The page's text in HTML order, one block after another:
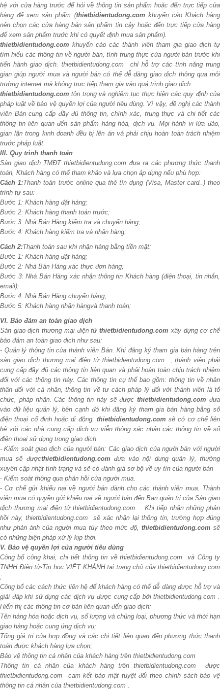
hệ với cửa hàng trước để hỏi về thông tin sản phẩm hoặc đến trực tiếp cửa
hàng để xem sản phẩm (thietbidientudong.com khuyến cáo Khách hàng
nên chọn các cửa hàng bán sản phẩm tin cậy hoặc đến trực tiếp cửa hàng
để xem sản phẩm trước khi có quyết định mua sản phẩm).
thietbidientudong.comkhuyến cáo các thành viên tham gia giao dịch tự
tìm hiểu các thông tin về người bán, tính trung thực của người bán trước khi
tiến hành giao dịch. thietbidientudong.com chỉ hỗ trợ các tính năng trung
gian giúp người mua và người bán có thể dễ dàng giao dịch thông qua môi
trường internet mà không trực tiếp tham gia vào quá trình giao dịch
thietbidientudong.comtôn trọng và nghiêm tục thực hiện các quy định của
pháp luật về bảo vệ quyền lợi của người tiêu dùng. Vì vậy, đề nghị các thành
viên Bán cung cấp đầy đủ thông tin, chính xác, trung thực và chi tiết các
thông tin liên quan đến sản phẩm hàng hóa, dịch vụ. Mọi hành vi lừa đảo,
gian lận trong kinh doanh đều bị lên án và phải chịu hoàn toàn trách nhiệm
trước pháp luật
III. Quy trình thanh toán
Sàn giao dịch TMĐT thietbidientudong.com đưa ra các phương thức thanh
toán, Khách hàng có thể tham khảo và lựa chọn áp dụng nếu phù hợp:
Cách 1:Thanh toán trước online qua thẻ tín dụng (Visa, Master card..) theo
trình tự sau:
Bước 1: Khách hàng đặt hàng;
Bước 2: Khách hàng thanh toán trước;
Bước 3: Nhà Bán Hàng kiểm tra và chuyển hàng;
Bước 4: Khách hàng kiểm tra và nhận hàng;
Cách 2:Thanh toán sau khi nhận hàng bằng tiền mặt:
Bước 1: Khách hàng đặt hàng;
Bước 2: Nhà Bán Hàng xác thực đơn hàng;
Bước 3: Nhà Bán Hàng xác nhận thông tin Khách hàng (điện thoại, tin nhắn,
email);
Bước 4: Nhà Bán Hàng chuyển hàng;
Bước 5: Khách hàng nhận hàngvà thanh toán;
VI. Bảo đảm an toàn giao dịch
Sàn giao dịch thương mại điện tửthietbidientudong.comxây dựng cơ chế
bảo đảm an toàn giao dịch như sau:
- Quản lý thông tin của thành viên Bán. Khi đăng ký tham gia bán hàng trên
sàn giao dịch thương mại điện tử thietbidientudong.com , thành viên phải
cung cấp đầy đủ các thông tin liên quan và phải hoàn toàn chịu trách nhiệm
đối với các thông tin này. Các thông tin cụ thể bao gồm: thông tin về nhân
thân đối với cá nhân, thông tin về tư cách pháp lý đối với thành viên là tổ
chức, pháp nhân. Các thông tin này sẽ đượcthietbidientudong.comđưa
vào dữ liệu quản lý, bên cạnh đó khi đăng ký tham gia bán hàng bằng số
điện thoại cố định hoặc di động. thietbidientudong.com sẽ có cơ chế liên
hệ với các nhà cung cấp dịch vụ viễn thông xác nhận các thông tin về số
điện thoại sử dụng trong giao dịch
- Kiểm soát giao dịch của người bán: Các giao dịch của người bán với người
mua sẽ đượcthietbidientudong.comđưa vào nội dung quản lý, thường
xuyên cập nhật tình trạng và sẽ có đánh giá sơ bộ về uy tín của người bán
- Kiểm soát thông qua phản hồi của người mua.
- Cơ chế gửi khiếu nại về người bán dành cho các thành viên mua. Thành
viên mua có quyền gửi khiếu nại về người bán đến Ban quản trị của Sàn giao
dịch thương mại điện tử thietbidientudong.com . Khi tiếp nhận những phản
hồi này, thietbidientudong.com sẽ xác nhận lại thông tin, trường hợp đúng
như phản ánh của người mua tùy theo mức độ, thietbidientudong.comsẽ
có những biện pháp xử lý kịp thời.
V. Bảo vệ quyền lợi của người tiêu dùng
Công bố công khai, chi tiết thông tin về thietbidientudong.com và Công ty
TNHH Điện tử-Tin học VIỆT KHÁNH tại trang chủ của thietbidientudong.com
;
Công bố các cách thức liên hệ để khách hàng có thể dễ dàng được hỗ trợ và
giải đáp khi sử dụng các dịch vụ được cung cấp bởi thietbidientudong.com .
Hiển thị các thông tin cơ bản liên quan đến giao dịch:
Tên hàng hóa hoặc dịch vụ, số lượng và chủng loại, phương thức và thời hạn
giao hàng hoặc cung ứng dịch vụ;
Tổng giá trị của hợp đồng và các chi tiết liên quan đến phương thức thanh
toán được khách hàng lựa chọn;
Bảo vệ thông tin cá nhân của khách hàng trên thietbidientudong.com
Thông tin cá nhân của khách hàng trên thietbidientudong.com được
thietbidientudong.com cam kết bảo mật tuyệt đối theo chính sách bảo vệ
thông tin cá nhân của thietbidientudong.com .